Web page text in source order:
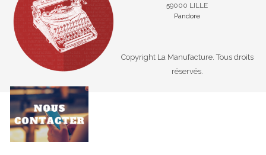
59000 LILLE
Pandore
Copyright La Manufacture. Tous droits
réservés.